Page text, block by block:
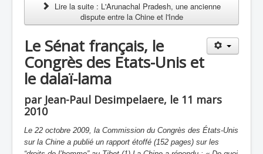
Lire la suite : L'Arunachal Pradesh, une ancienne
dispute entre la Chine et l'Inde
Le Sénat français, le
Congrès des Etats-Unis et
le dalaï-lama
par Jean-Paul Desimpelaere, le 11 mars
2010
Le 22 octobre 2009, la Commission du Congrès des États-Unis
sur la Chine a publié un rapport étoffé (152 pages) sur les